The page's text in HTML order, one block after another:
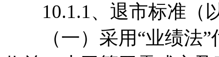
10.1.1、退市标准（
（一）采用“业绩法”